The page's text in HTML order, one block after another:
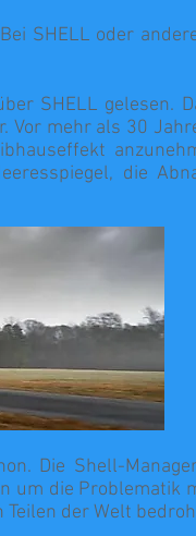
SHELL oder
SHELL gelesen.
Vor mehr als 30
die
Die Shell-
um die Problematik
der Welt